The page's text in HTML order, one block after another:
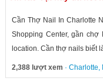
Cần Thợ Nail In Charlotte
Shopping Center, gần chợ
location. Cần thợ nails biết
2,388 lượt xem · Charlotte,